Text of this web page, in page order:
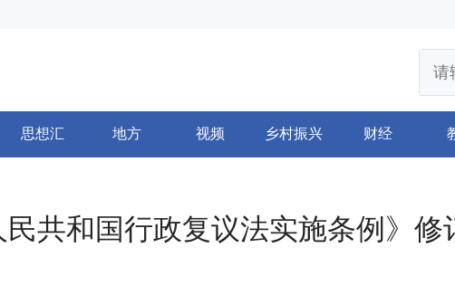
思想汇 地方 视频 乡村振兴 财经
共和国行政复议法实施条例》修